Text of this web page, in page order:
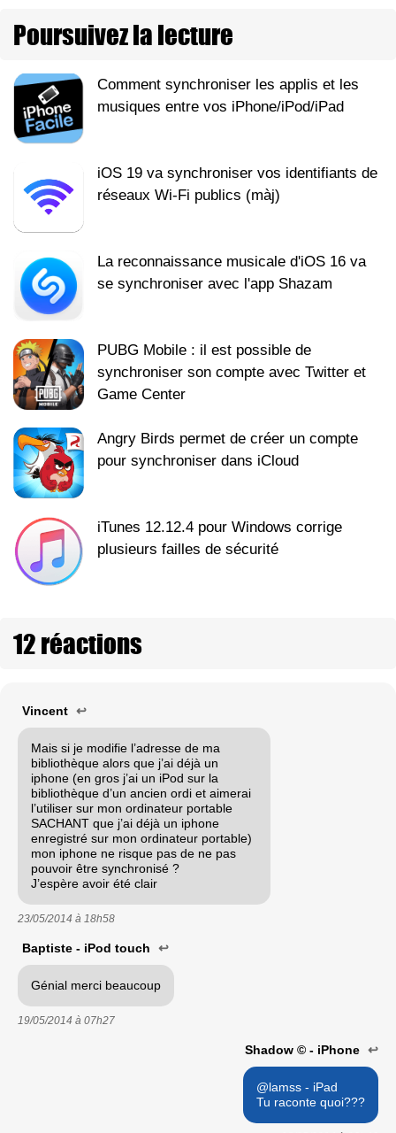
Poursuivez la lecture
Comment synchroniser les applis et les
musiques entre vos iPhone/iPod/iPad
iOS 19 va synchroniser vos identifiants de
réseaux Wi-Fi publics (màj)
La reconnaissance musicale d'iOS 16 va
se synchroniser avec l'app Shazam
PUBG Mobile : il est possible de
synchroniser son compte avec Twitter et
Game Center
Angry Birds permet de créer un compte
pour synchroniser dans iCloud
iTunes 12.12.4 pour Windows corrige
plusieurs failles de sécurité
12 réactions
Vincent ↩
Mais si je modifie l’adresse de ma
bibliothèque alors que j’ai déjà un
iphone (en gros j’ai un iPod sur la
bibliothèque d’un ancien ordi et aimerai
l’utiliser sur mon ordinateur portable
SACHANT que j’ai déjà un iphone
enregistré sur mon ordinateur portable)
mon iphone ne risque pas de ne pas
pouvoir être synchronisé ?
J’espère avoir été clair
23/05/2014 à 18h58
Baptiste - iPod touch ↩
Génial merci beaucoup
19/05/2014 à 07h27
Shadow © - iPhone ↩
@lamss - iPad
Tu raconte quoi???